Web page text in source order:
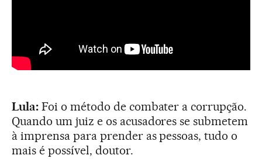
Lula:Foi o método de combater a corrupção.
Quando um juiz e os acusadores se submetem
à imprensa para prender as pessoas, tudo o
mais é possível, doutor.